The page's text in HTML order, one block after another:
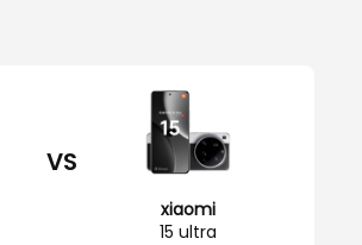
VS
xiaomi
15 ultra